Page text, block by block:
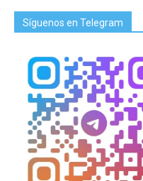
Síguenos en Telegram